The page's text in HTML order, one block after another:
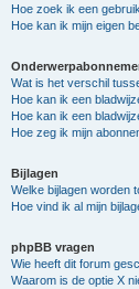
Hoe zoek ik een
Hoe kan ik mijn eigen
Wat is het verschil
Hoe kan ik een
Hoe kan ik een
Hoe zeg ik mijn
Bijlagen
Welke bijlagen worden
Hoe vind ik al mijn
phpBB vragen
Wie heeft dit forum
Waarom is de optie X